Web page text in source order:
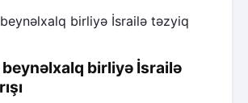
birliyə İsrailə